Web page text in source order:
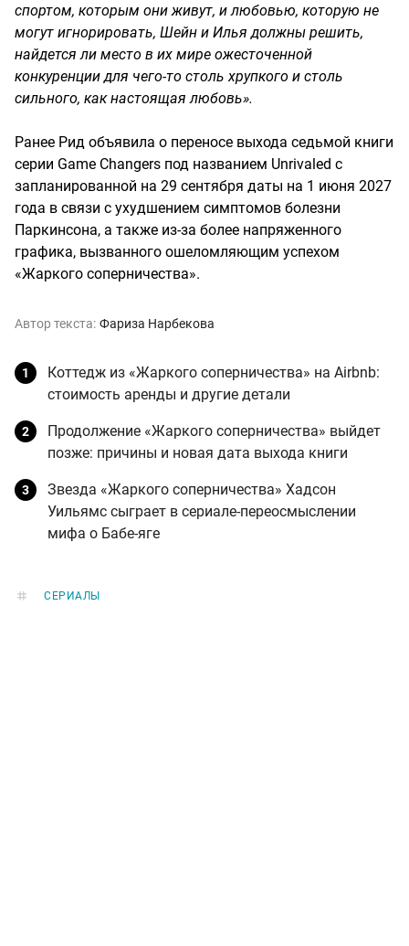
спортом, которым они живут, и любовью, которую не
могут игнорировать, Шейн и Илья должны решить,
найдется ли место в их мире ожесточенной
конкуренции для чего-то столь хрупкого и столь
сильного, как настоящая любовь».
Ранее Рид объявила о переносе выхода седьмой книги
серии Game Changers под названием Unrivaled с
запланированной на 29 сентября даты на 1 июня 2027
года в связи с ухудшением симптомов болезни
Паркинсона, а также из-за более напряженного
графика, вызванного ошеломляющим успехом
«Жаркого соперничества».
Автор текста: Фариза Нарбекова
Коттедж из «Жаркого соперничества» на Airbnb:
стоимость аренды и другие детали
Продолжение «Жаркого соперничества» выйдет
позже: причины и новая дата выхода книги
Звезда «Жаркого соперничества» Хадсон
Уильямс сыграет в сериале-переосмыслении
мифа о Бабе-яге
СЕРИАЛЫ